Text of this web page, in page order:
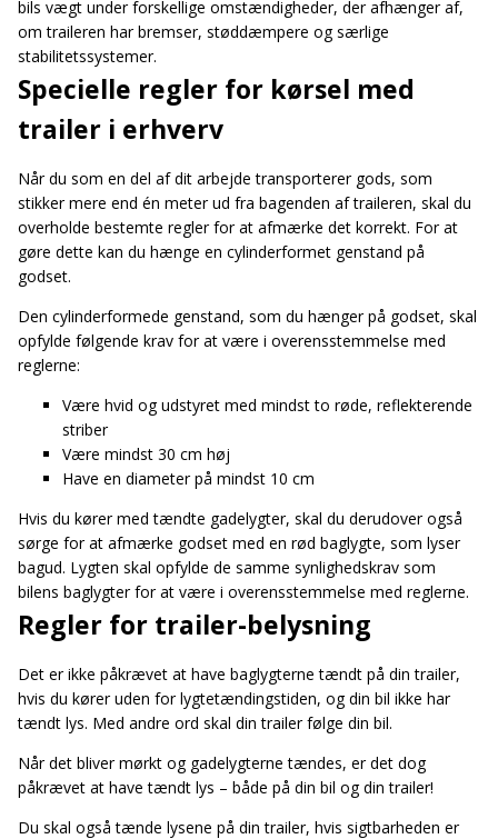
bils vægt under forskellige omstændigheder, der afhænger af,
om traileren har bremser, støddæmpere og særlige
stabilitetssystemer.
Specielle regler for kørsel med
trailer i erhverv
Når du som en del af dit arbejde transporterer gods, som
stikker mere end én meter ud fra bagenden af traileren, skal du
overholde bestemte regler for at afmærke det korrekt. For at
gøre dette kan du hænge en cylinderformet genstand på
godset.
Den cylinderformede genstand, som du hænger på godset, skal
opfylde følgende krav for at være i overensstemmelse med
reglerne:
Være hvid og udstyret med mindst to røde, reflekterende
striber
Være mindst 30 cm høj
Have en diameter på mindst 10 cm
Hvis du kører med tændte gadelygter, skal du derudover også
sørge for at afmærke godset med en rød baglygte, som lyser
bagud. Lygten skal opfylde de samme synlighedskrav som
bilens baglygter for at være i overensstemmelse med reglerne.
Regler for trailer-belysning
Det er ikke påkrævet at have baglygterne tændt på din trailer,
hvis du kører uden for lygtetændingstiden, og din bil ikke har
tændt lys. Med andre ord skal din trailer følge din bil.
Når det bliver mørkt og gadelygterne tændes, er det dog
påkrævet at have tændt lys – både på din bil og din trailer!
Du skal også tænde lysene på din trailer, hvis sigtbarheden er